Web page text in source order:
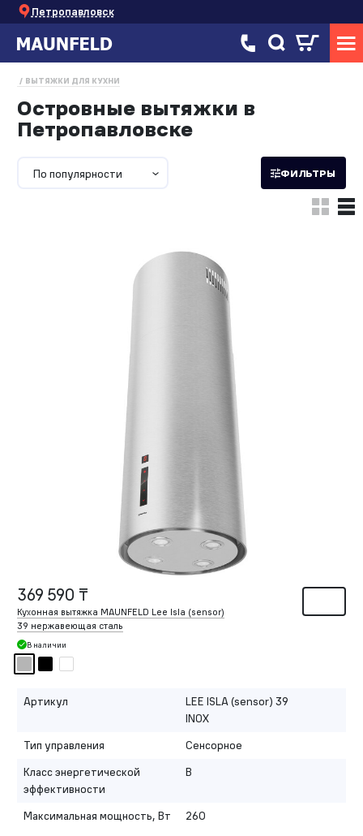
Петропавловск
ВЫТЯЖКИ ДЛЯ КУХНИ
Островные вытяжки в
Петропавловске
По популярности ФИЛЬТРЫ
369 590 ₸
Кухонная вытяжка MAUNFELD Lee Isla (sensor)
39 нержавеющая сталь
В наличии
Артикул
LEE ISLA (sensor) 39
INOX
Тип управления
Сенсорное
Класс энергетической
эффективности
B
Максимальная мощность, Вт 260